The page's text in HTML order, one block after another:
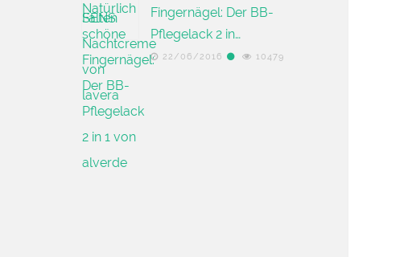
Fingernägel: Der BB-
Pflegelack 2 in…
22/06/2016 10479